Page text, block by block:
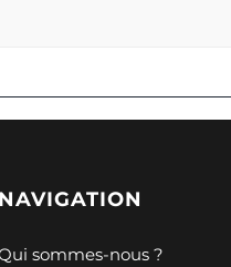
NAVIGATION
sommes-nous ?